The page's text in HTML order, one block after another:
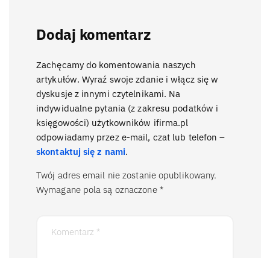
Dodaj komentarz
Zachęcamy do komentowania naszych
artykułów. Wyraź swoje zdanie i włącz się w
dyskusje z innymi czytelnikami. Na
indywidualne pytania (z zakresu podatków i
księgowości) użytkowników ifirma.pl
odpowiadamy przez e-mail, czat lub telefon –
skontaktuj się z nami.
Twój adres email nie zostanie opublikowany.
Wymagane pola są oznaczone *